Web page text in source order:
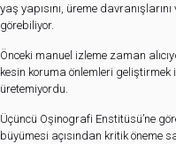
yaş yapısını, üreme
görebiliyor.
Önceki manuel izleme zaman
kesin koruma önlemleri
üretemiyordu.
Üçüncü Oşinografi Enstitüsü’ne
büyümesi açısından kritik öneme